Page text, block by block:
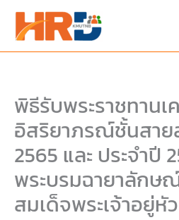
content
พิธีรับพระราชทานเ
อิสริยาภรณ์ชั้นสาย
2565 และ ประจำปี
พระบรมฉายาลักษ
สมเด็จพระเจ้าอยู่หัว